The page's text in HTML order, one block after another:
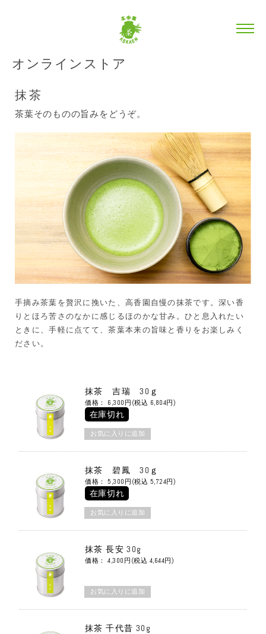
オンラインストア
抹茶
茶葉そのものの旨みをどうぞ。
手摘み茶葉を贅沢に挽いた、高香園自慢の抹茶です。深い香
りとほろ苦さのなかに感じるほのかな甘み。ひと息入れたい
ときに、手軽に点てて、茶葉本来の旨味と香りをお楽しみく
ださい。
抹茶 吉瑞 30ｇ
価格： 6,300円(税込 6,804円)
在庫切れ
抹茶 碧鳳 30ｇ
価格： 5,300円(税込 5,724円)
在庫切れ
抹茶 長安 30g
価格： 4,300円(税込 4,644円)
抹茶 千代昔 30g